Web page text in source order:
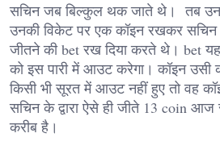
सचिन जब बिल्कुल थक जाते थे। तब
उनकी विकेट पर एक कॉइन रखकर सचिन
जीतने की bet रख दिया करते थे। bet यह
को इस पारी में आउट करेगा। कॉइन उसी
किसी भी सूरत में आउट नहीं हुए तो वह
सचिन के द्वारा ऐसे ही जीते 13 coin
करीब है।